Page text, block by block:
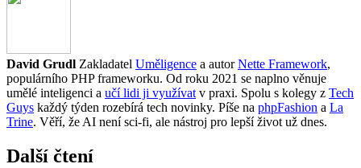
David Grudl Zakladatel Uměligence a autorNette Framework,
populárního PHP frameworku. Od roku 2021 se naplno věnuje
umělé inteligenci a učí lidi ji využívat v praxi. Spolu s kolegy z Tech
Guys každý týden rozebírá tech novinky. Píše na phpFashion a La
Trine. Věří, že AI není sci-fi, ale nástroj pro lepší život už dnes.
Další čtení